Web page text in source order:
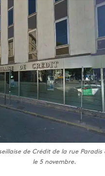
de Crédit de la rue
le 5 novembre.